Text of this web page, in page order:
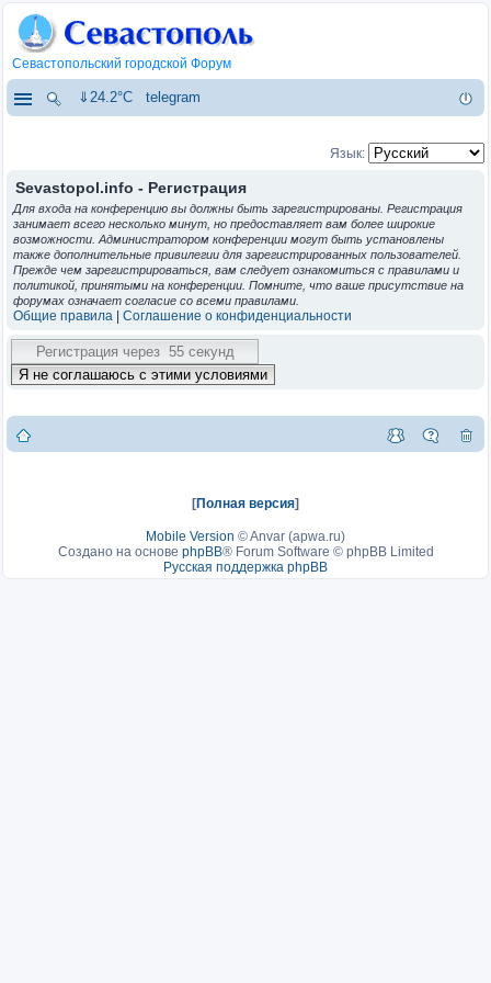
Севастопольский городской Форум
⇓24.2°C telegram
Язык:
Sevastopol.info - Регистрация
Для входа на конференцию вы должны быть зарегистрированы. Регистрация
занимает всего несколько минут, но предоставляет вам более широкие
возможности. Администратором конференции могут быть установлены
также дополнительные привилегии для зарегистрированных пользователей.
Прежде чем зарегистрироваться, вам следует ознакомиться с правилами и
политикой, принятыми на конференции. Помните, что ваше присутствие на
форумах означает согласие со всеми правилами.
Общие правила Соглашение о конфиденциальности
[Полная версия]
Mobile Version ©Anvar (apwa.ru)
Создано на основе phpBB® Forum Software © phpBB Limited
Русская поддержка phpBB